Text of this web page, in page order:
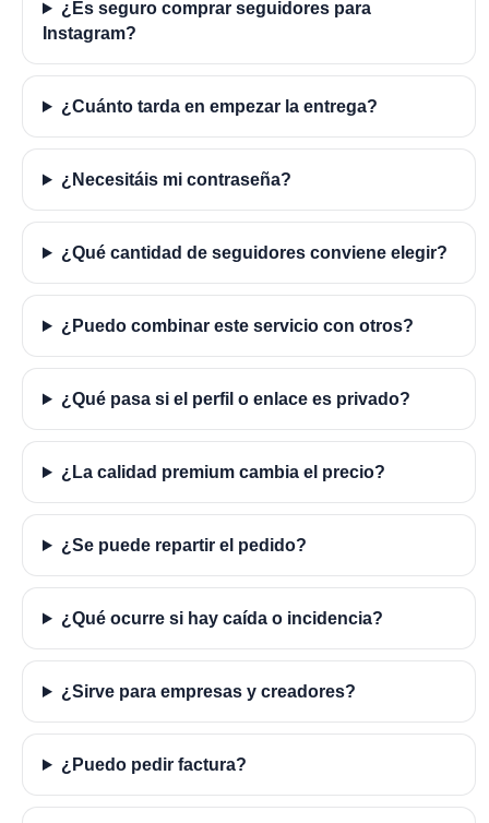
¿Es seguro comprar seguidores para
Instagram?
¿Cuánto tarda en empezar la entrega?
¿Necesitáis mi contraseña?
¿Qué cantidad de seguidores conviene elegir?
¿Puedo combinar este servicio con otros?
¿Qué pasa si el perfil o enlace es privado?
¿La calidad premium cambia el precio?
¿Se puede repartir el pedido?
¿Qué ocurre si hay caída o incidencia?
¿Sirve para empresas y creadores?
¿Puedo pedir factura?